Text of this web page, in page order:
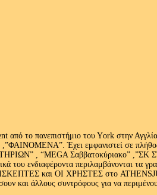
από το πανεπιστήμιο του Υork στην
,”ΦΑΙΝΟΜΕΝΑ”. Έχει εμφανιστεί σε
, “MEGA Σαββατοκύριακο” ,”ΣΚ
του ενδιαφέροντα περιλαμβάνονται τα
και ΟΙ ΧΡΗΣΤΕΣ στο
άλλους συντρόφους για να